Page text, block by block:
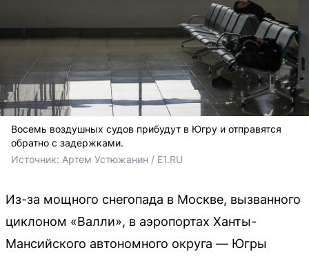
Восемь воздушных судов прибудут в Югру и отправятся
обратно с задержками.
Источник: Артем Устюжанин / E1.RU
Из-за мощного снегопада в Москве, вызванного
циклоном «Валли», в аэропортах Ханты-
Мансийского автономного округа — Югры